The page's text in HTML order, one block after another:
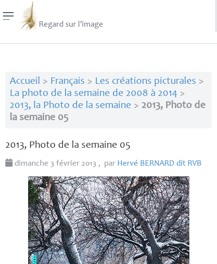
Regard sur l’image
Accueil > Français > Les créations picturales >
La photo de la semaine de 2008 à 2014>
2013, la Photo de la semaine > 2013, Photo de
la semaine 05
2013, Photo de la semaine 05
dimanche 3 février 2013 , par Hervé BERNARD dit RVB